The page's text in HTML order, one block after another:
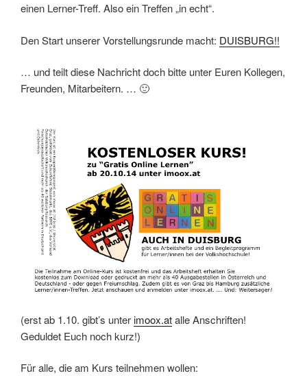
einen Lerner-Treff. Also ein Treffen „in echt“.
Den Start unserer Vorstellungsrunde macht: DUISBURG!!
… und teilt diese Nachricht doch bitte unter Euren Kollegen,
Freunden, Mitarbeitern. … 🙂
(erst ab 1.10. gibt’s unterimoox.atalle Anschriften!
Geduldet Euch noch kurz!)
Für alle, die am Kurs teilnehmen wollen: